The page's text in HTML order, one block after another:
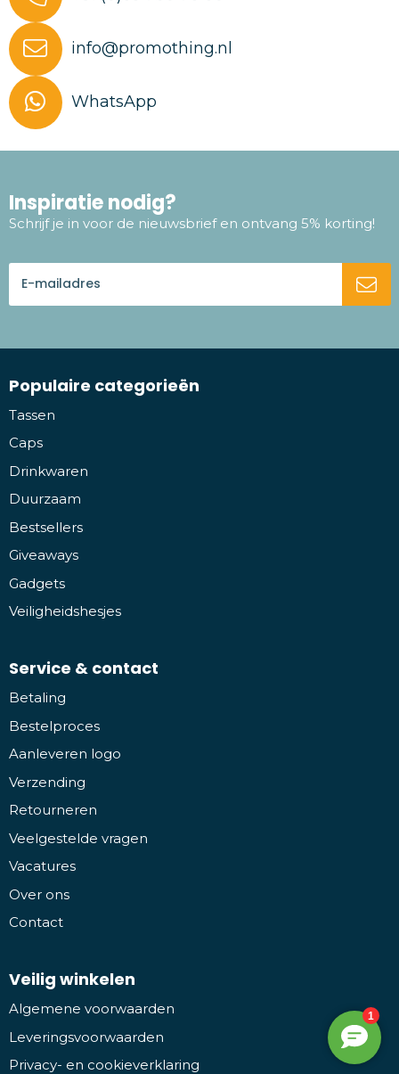
info@promothing.nl
WhatsApp
Inspiratie nodig?
Schrijf je in voor de nieuwsbrief en ontvang 5% korting!
Populaire categorieën
Tassen
Caps
Drinkwaren
Duurzaam
Bestsellers
Giveaways
Gadgets
Veiligheidshesjes
Service & contact
Betaling
Bestelproces
Aanleveren logo
Verzending
Retourneren
Veelgestelde vragen
Vacatures
Over ons
Contact
Veilig winkelen
Algemene voorwaarden
Leveringsvoorwaarden
Privacy- en cookieverklaring